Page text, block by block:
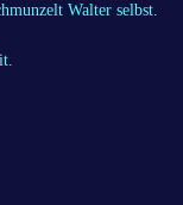
Walter selbst.